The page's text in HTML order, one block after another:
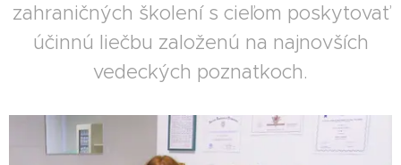
zahraničných školení s cieľom poskytovať
účinnú liečbu založenú na najnovších
vedeckých poznatkoch.